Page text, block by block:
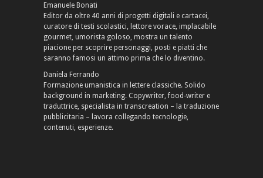
Emanuele Bonati
Editor da oltre 40 anni di progetti digitali e cartacei,
curatore di testi scolastici, lettore vorace, implacabile
gourmet, umorista goloso, mostra un talento
piacione per scoprire personaggi, posti e piatti che
saranno famosi un attimo prima che lo diventino.
Daniela Ferrando
Formazione umanistica in lettere classiche. Solido
background in marketing. Copywriter, food-writer e
traduttrice, specialista in transcreation – la traduzione
pubblicitaria – lavora collegando tecnologie,
contenuti, esperienze.